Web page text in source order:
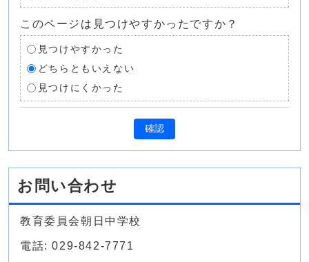
このページは見つけやすかったですか？
見つけやすかった
どちらともいえない
見つけにくかった
確認
お問い合わせ
教育委員会朝日中学校
電話: 029-842-7771